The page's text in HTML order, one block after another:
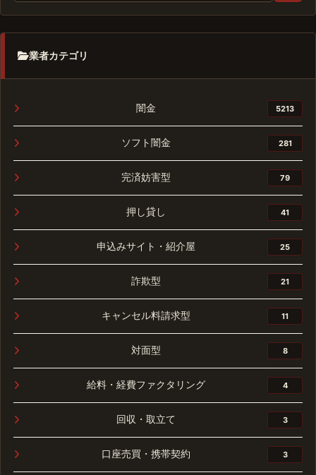
業者カテゴリ
闇金 5213
ソフト闇金 281
完済妨害型 79
押し貸し 41
申込みサイト・紹介屋 25
詐欺型 21
キャンセル料請求型 11
対面型 8
給料・経費ファクタリング 4
回収・取立て 3
口座売買・携帯契約 3